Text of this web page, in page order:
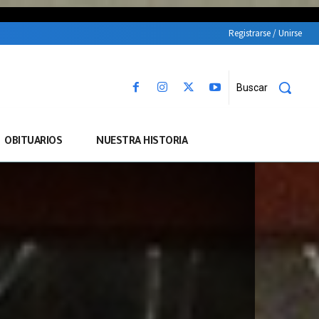
Registrarse / Unirse
Buscar
OBITUARIOS NUESTRA HISTORIA